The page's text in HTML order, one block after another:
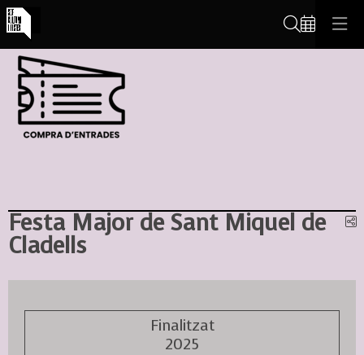
Festa Major de Sant Miquel de
Cladells
Finalitzat
2025